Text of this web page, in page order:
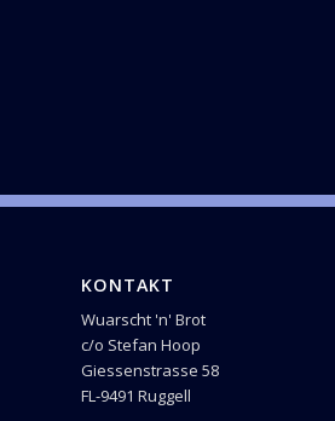
KONTAKT
Wuarscht 'n' Brot
c/o Stefan Hoop
Giessenstrasse 58
FL-9491 Ruggell